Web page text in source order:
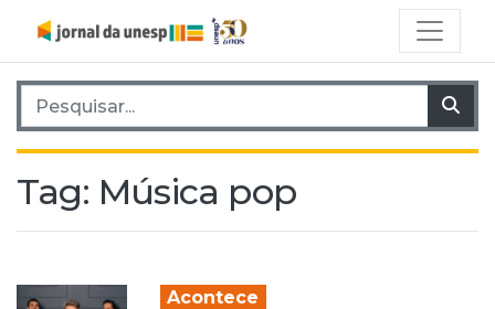
Pesquisar por:
Tag: Música pop
Acontece